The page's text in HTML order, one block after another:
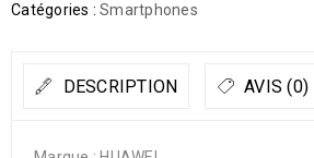
Catégories : Smartphones
DESCRIPTION AVIS (0)